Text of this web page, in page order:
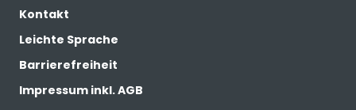
Kontakt
Leichte Sprache
Barrierefreiheit
Impressum inkl. AGB